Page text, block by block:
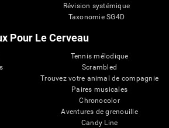
Révision systémique
Taxonomie SG4D
Pour Le Cerveau
Tennis mélodique
Scrambled
Trouvez votre animal de compagnie
Paires musicales
Chronocolor
Aventures de grenouille
Candy Line